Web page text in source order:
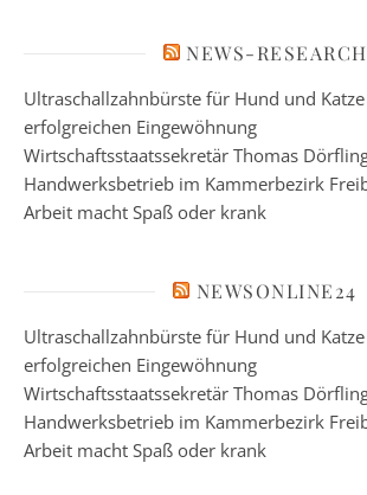
NEWS-RESEARCH
Ultraschallzahnbürste für Hund und
erfolgreichen Eingewöhnung
Wirtschaftsstaatssekretär Thomas
Handwerksbetrieb im Kammerbezirk
Arbeit macht Spaß oder krank
NEWSONLINE24
Ultraschallzahnbürste für Hund und
erfolgreichen Eingewöhnung
Wirtschaftsstaatssekretär Thomas
Handwerksbetrieb im Kammerbezirk
Arbeit macht Spaß oder krank